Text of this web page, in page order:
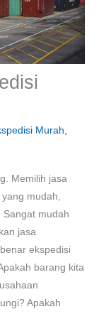
Murah
Memilih jasa
mudah,
mudah
jasa
ekspedisi
barang kita
Apakah